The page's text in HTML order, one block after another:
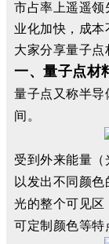
市占率上遥遥
业化加快，成
大家分享量子点
一、量子点材
量子点又称半导
间。
受到外来能量
以发出不同颜
光的整个可见区
可定制颜色等特